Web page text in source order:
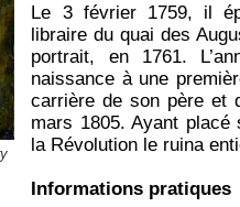
Le 3 février 1759, il
libraire du quai des
portrait, en 1761.
naissance à une
carrière de son père et
mars 1805. Ayant placé
la Révolution le ruina
Informations pratiques